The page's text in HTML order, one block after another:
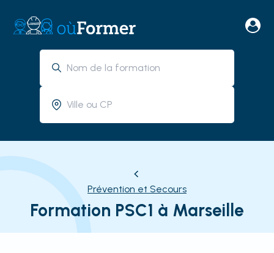
Prévention et Secours
Formation PSC1 à Marseille